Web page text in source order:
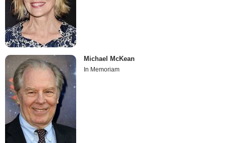
Michael McKean
In Memoriam